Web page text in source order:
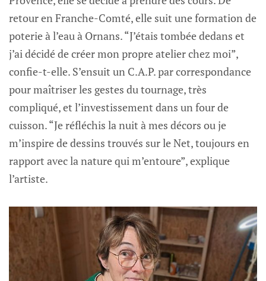
retour en Franche-Comté, elle suit une formation de
poterie à l’eau à Ornans. “J’étais tombée dedans et
j’ai décidé de créer mon propre atelier chez moi”,
confie-t-elle. S’ensuit un C.A.P. par correspondance
pour maîtriser les gestes du tournage, très
compliqué, et l’investissement dans un four de
cuisson. “Je réfléchis la nuit à mes décors ou je
m’inspire de dessins trouvés sur le Net, toujours en
rapport avec la nature qui m’entoure”, explique
l’artiste.